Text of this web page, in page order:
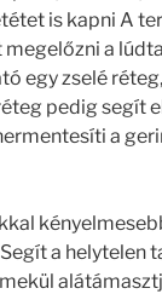
is kapni A
a
egy zselé
pedig segít
a
a helytelen